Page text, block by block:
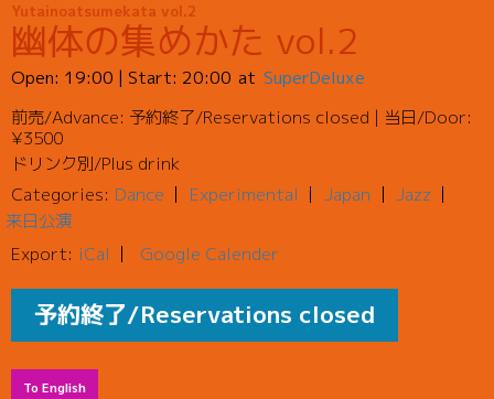
Yutainoatsumekata vol.2
幽体の集めかた vol.2
Open: 19:00 | Start: 20:00
SuperDeluxe
前売/Advance: 予約終了/Reservations closed | 当日/Door:
¥3500
ドリンク別/Plus drink
Categories: Dance Experimental Japan
Jazz
来日公演
Export: iCal Google Calender
予約終了/Reservations closed
To English